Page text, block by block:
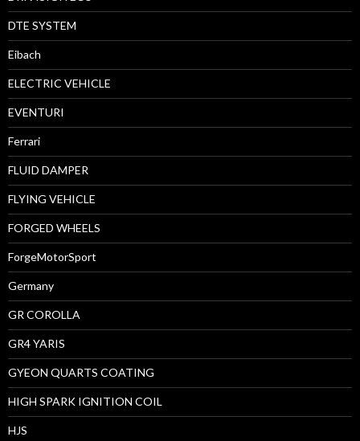
DTE SYSTEM
Eibach
ELECTRIC VEHICLE
EVENTURI
Ferrari
FLUID DAMPER
FLYING VEHICLE
FORGED WHEELS
ForgeMotorSport
Germany
GR COROLLA
GR4 YARIS
GYEON QUARTS COATING
HIGH SPARK IGNITION COIL
HJS